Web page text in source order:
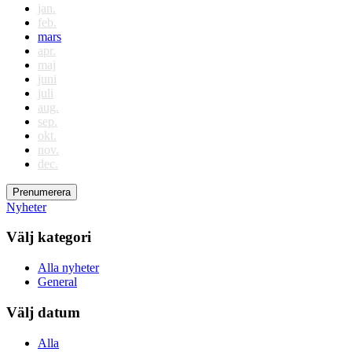
jan.
feb.
mars
apr.
maj
juni
juli
aug.
sep.
okt.
nov.
dec.
Prenumerera
Nyheter
Välj kategori
Alla nyheter
General
Välj datum
Alla